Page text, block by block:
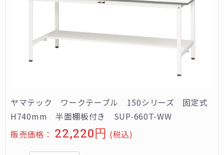
ヤマテック ワークテーブル 150シリーズ 固定式
H740mm 半面棚板付き SUP-660T-WW
販売価格： 22,220円 (税込)